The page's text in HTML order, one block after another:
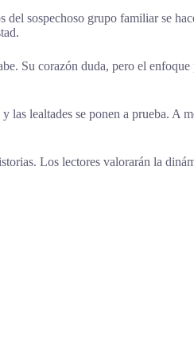
sospechoso grupo familiar se
Su corazón duda, pero el
las lealtades se ponen a prueba. A
Los lectores valorarán la